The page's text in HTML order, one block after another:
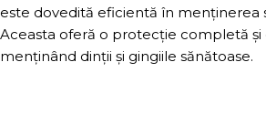
este dovedită eficientă în menținerea
Aceasta oferă o protecție completă
menținând dinții și gingiile sănătoase.